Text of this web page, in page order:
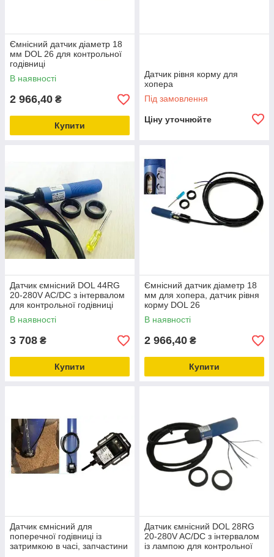
Ємнісний датчик діаметр 18
мм DOL 26 для контрольної
годівниці
з інтервалом до 1 хвилини
В наявності
2 966,40 ₴
Купити
Датчик рівня корму для
хопера
Під замовлення
Ціну уточнюйте
Датчик ємнісний DOL 44RG
20-280V AC/DC з інтервалом
для контрольної годівниці
В наявності
3 708 ₴
Купити
Ємнісний датчик діаметр 18
мм для хопера, датчик рівня
корму DOL 26
В наявності
2 966,40 ₴
Купити
Датчик ємнісний для
поперечної годівниці із
затримкою в часі, запчастини
Датчик ємнісний DOL 28RG
20-280V AC/DC з інтервалом
із лампою для контрольної